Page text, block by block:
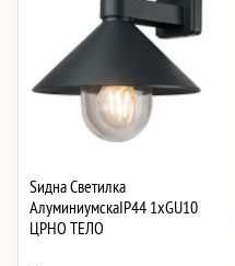
Ѕидна Светилка
АлуминиумскаIP44 1xGU10
ЦРНО ТЕЛО